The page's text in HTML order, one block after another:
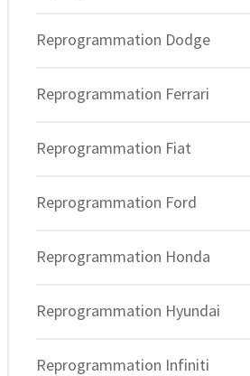
Reprogrammation Dodge
Reprogrammation Ferrari
Reprogrammation Fiat
Reprogrammation Ford
Reprogrammation Honda
Reprogrammation Hyundai
Reprogrammation Infiniti